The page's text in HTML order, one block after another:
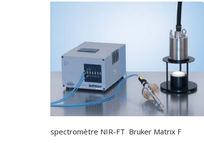
spectromètre NIR-FT Bruker Matrix F